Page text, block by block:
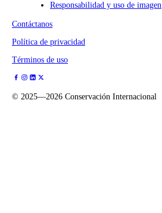
Responsabilidad y uso de imagen
Contáctanos
Política de privacidad
Términos de uso
© 2025—2026 Conservación Internacional